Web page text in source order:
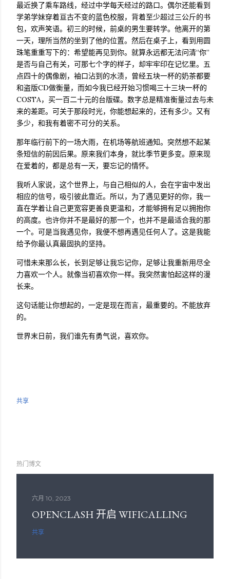
最近换了乘车路线，经过中学每天经过的路口。偶尔还能看到
学弟学妹穿着亘古不变的蓝色校服，背着至少超过三公斤的书
包，欢声笑语。初三的时候，前桌的男生要转学。他离开的第
一天，理所当然的坐到了他的位置。然后在桌子上，看到用圆
珠笔重重写下的：希望能再见到你。就算永远都无法问清“你”
是否与自己有关，可那七个字的样子，却牢牢印在记忆里。五
点四十的偶像剧，袖口沾到的水渍，曾经五块一杯的奶茶都要
和盗版CD做衡量，而如今我已经开始习惯喝三十三块一杯的
COSTA，买一百二十元的台版碟。数字总是精准衡量过去与未
来的差距。可关于那段时光，你能想起来的，还有多少。又有
多少，和我有着密不可分的关系。
那年临行前下的一场大雨，在机场等航班通知。突然想不起某
条短信的前因后果。原来我们本身，就比季节更多变。原来现
在爱着的，都是总有一天，要忘记的情怀。
我听人家说，这个世界上，与自己相似的人，会在宇宙中发出
相应的信号，吸引彼此靠近。所以，为了遇见更好的你，我一
直在学着让自己更宽容更善良更温和，才能够拥有足以拥抱你
的高度。也许你并不是最好的那一个，也并不是最适合我的那
一个。可是当我遇见你，我便不想再遇见任何人了。这是我能
给予你最认真最固执的坚持。
可惜未来那么长，长到足够让我忘记你，足够让我重新用尽全
力喜欢一个人。就像当初喜欢你一样。我突然害怕起这样的漫
长来。
这句话能让你想起的，一定是现在而言，最重要的。不能放弃
的。
世界末日前，我们谁先有勇气说，喜欢你。
共享
热门博文
六月 10, 2023
OPENCLASH 开启 WIFICALLING
共享